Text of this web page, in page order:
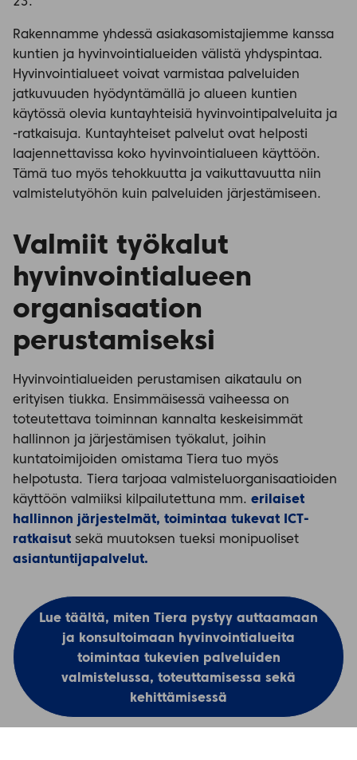
23.
Rakennamme yhdessä asiakasomistajiemme kanssa
kuntien ja hyvinvointialueiden välistä yhdyspintaa.
Hyvinvointialueet voivat varmistaa palveluiden
jatkuvuuden hyödyntämällä jo alueen kuntien
käytössä olevia kuntayhteisiä hyvinvointipalveluita ja
-ratkaisuja. Kuntayhteiset palvelut ovat helposti
laajennettavissa koko hyvinvointialueen käyttöön.
Tämä tuo myös tehokkuutta ja vaikuttavuutta niin
valmistelutyöhön kuin palveluiden järjestämiseen.
Valmiit työkalut
hyvinvointialueen
organisaation
perustamiseksi
Hyvinvointialueiden perustamisen aikataulu on
erityisen tiukka. Ensimmäisessä vaiheessa on
toteutettava toiminnan kannalta keskeisimmät
hallinnon ja järjestämisen työkalut, joihin
kuntatoimijoiden omistama Tiera tuo myös
helpotusta. Tiera tarjoaa valmisteluorganisaatioiden
käyttöön valmiiksi kilpailutettuna mm. erilaiset
hallinnon järjestelmät, toimintaa tukevat ICT-
ratkaisut sekä muutoksen tueksi monipuoliset
asiantuntijapalvelut.
Lue täältä, miten Tiera pystyy auttaamaan
ja konsultoimaan hyvinvointialueita
toimintaa tukevien palveluiden
valmistelussa, toteuttamisessa sekä
kehittämisessä